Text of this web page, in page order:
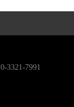
3321-7991